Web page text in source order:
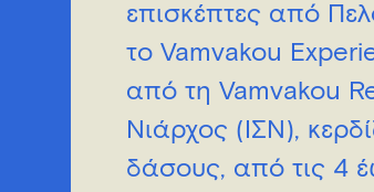
επισκέπτες από
το Vamvakou
από τη Vamvakou
Νιάρχος (ΙΣΝ),
δάσους, από τις 4